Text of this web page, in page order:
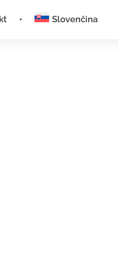
Slovenčina